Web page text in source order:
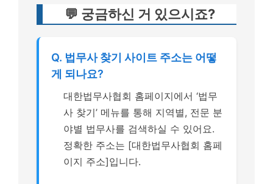
💬 궁금하신 거 있으시죠?
Q. 법무사 찾기 사이트 주소는 어떻
게 되나요?
대한법무사협회 홈페이지에서 ‘법무
사 찾기’ 메뉴를 통해 지역별, 전문 분
야별 법무사를 검색하실 수 있어요.
정확한 주소는 [대한법무사협회 홈페
이지 주소]입니다.